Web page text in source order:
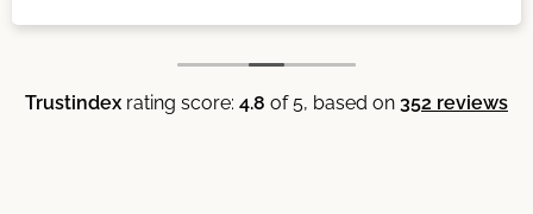
Trustindex rating score: 4.8 of 5, based on 352 reviews